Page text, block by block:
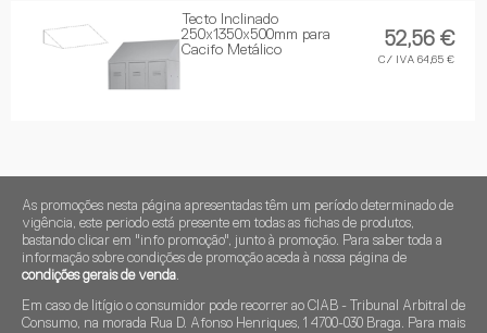
Tecto Inclinado
250x1350x500mm para
Cacifo Metálico
52,56 €
C/ IVA 64,65 €
As promoções nesta página apresentadas têm um período determinado de
vigência, este periodo está presente em todas as fichas de produtos,
bastando clicar em "info promoção", junto à promoção. Para saber toda a
informação sobre condições de promoção aceda à nossa página de
condições gerais de venda.
Em caso de litígio o consumidor pode recorrer ao CIAB - Tribunal Arbitral de
Consumo, na morada Rua D. Afonso Henriques, 1 4700-030 Braga. Para mais